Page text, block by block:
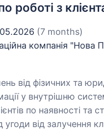
роботі з
(7 months)
компанія "Нова
від фізичних та
у внутрішню
по наявності та
угоди від залучення